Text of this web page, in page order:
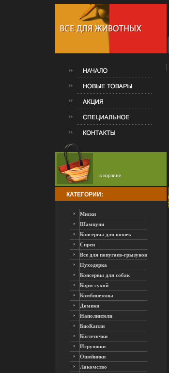
в корзине
КАТЕГОРИИ:
Миски
Шампуни
Консервы для кошек
Спреи
Все для попугаев-грызунов
Пуходерка
Консервы для собак
Корм сухой
Комбинезоны
Домики
Наполнители
БиоКапли
Когтеточки
Игрушкки
Ошейники
Лакомство